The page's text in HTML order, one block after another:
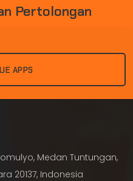
N PERTOLONGAN
APPS
Medan Tuntungan,
20137, Indonesia